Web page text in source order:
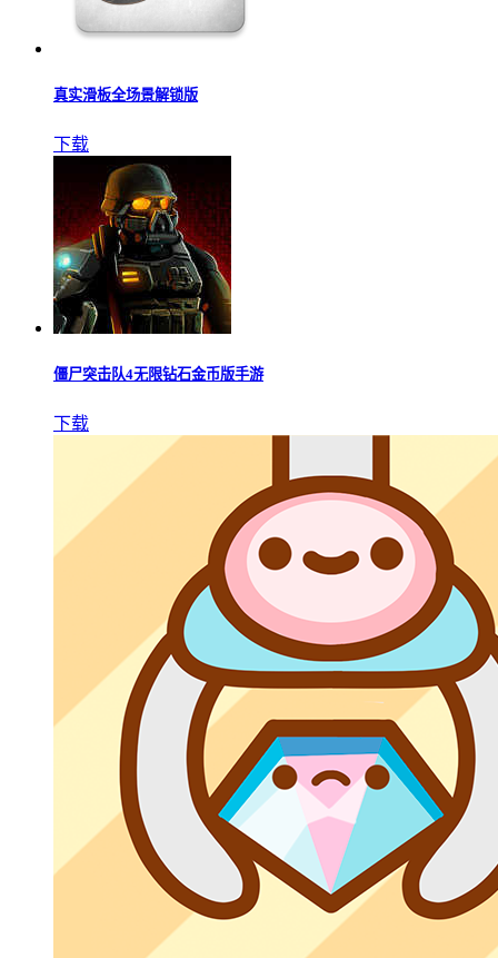
真实滑板全场景解锁版
下载
僵尸突击队4无限钻石金币版手游
下载